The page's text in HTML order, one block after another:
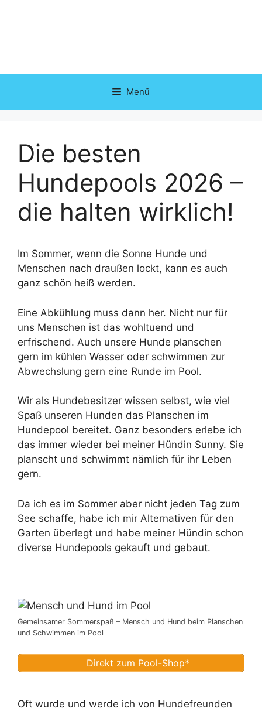
Menü
Die besten
Hundepools 2026 –
die halten wirklich!
Im Sommer, wenn die Sonne Hunde und
Menschen nach draußen lockt, kann es auch
ganz schön heiß werden.
Eine Abkühlung muss dann her. Nicht nur für
uns Menschen ist das wohltuend und
erfrischend. Auch unsere Hunde planschen
gern im kühlen Wasser oder schwimmen zur
Abwechslung gern eine Runde im Pool.
Wir als Hundebesitzer wissen selbst, wie viel
Spaß unseren Hunden das Planschen im
Hundepool bereitet. Ganz besonders erlebe ich
das immer wieder bei meiner Hündin Sunny. Sie
planscht und schwimmt nämlich für ihr Leben
gern.
Da ich es im Sommer aber nicht jeden Tag zum
See schaffe, habe ich mir Alternativen für den
Garten überlegt und habe meiner Hündin schon
diverse Hundepools gekauft und gebaut.
Gemeinsamer Sommerspaß – Mensch und Hund beim Planschen
und Schwimmen im Pool
Direkt zum Pool-Shop*
Oft wurde und werde ich von Hundefreunden